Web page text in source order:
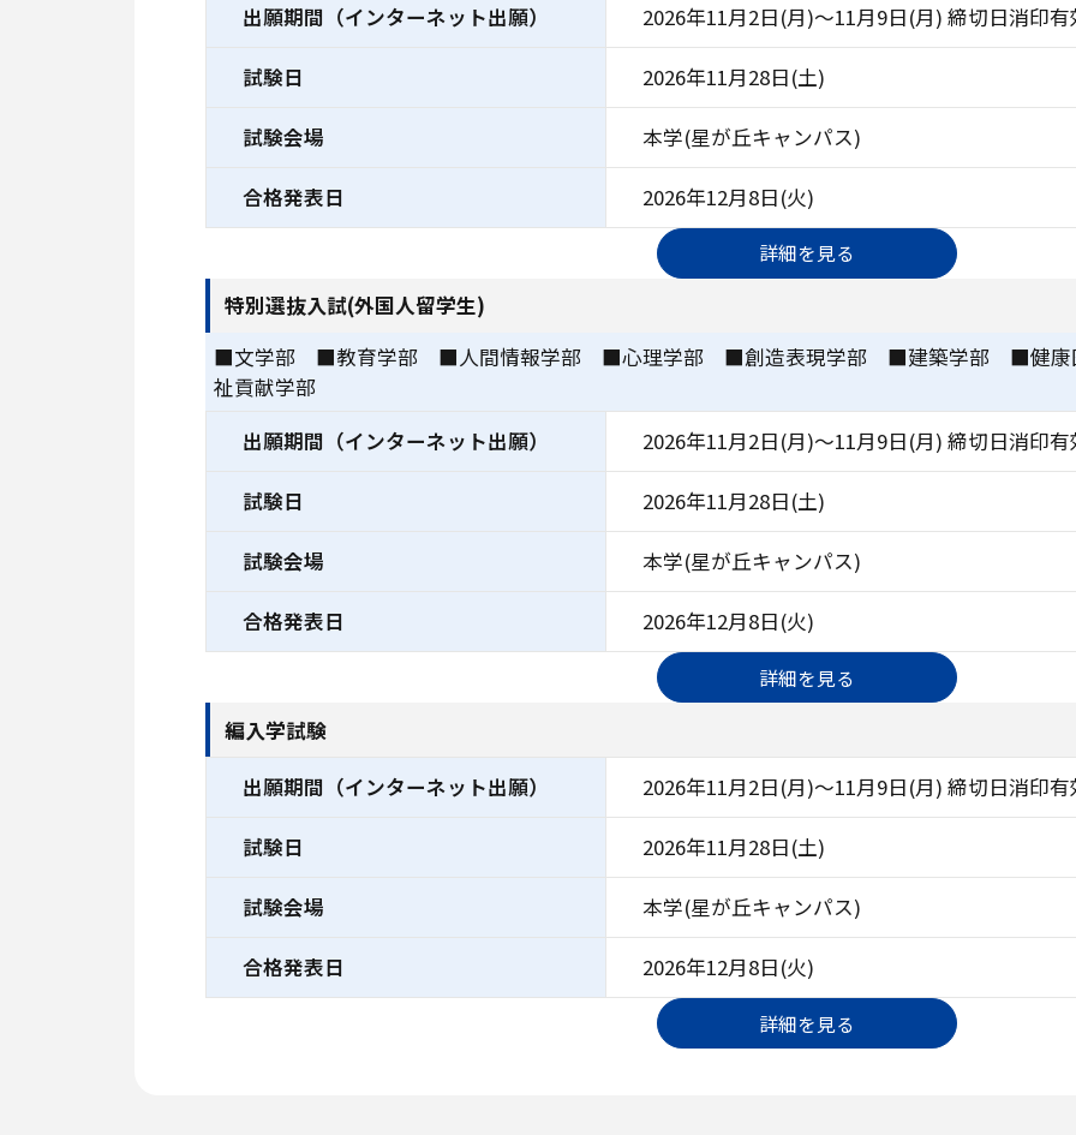
出願期間（インターネット出願）
2026年11月2日(月)～11月9日(月) 締切日消印有
試験日 2026年11月28日(土)
試験会場 本学(星が丘キャンパス)
合格発表日 2026年12月8日(火)
詳細を見る
特別選抜入試(外国人留学生)
■文学部 ■教育学部 ■人間情報学部 ■心理学部 ■創造表現学部 ■建築学部 ■健康
祉貢献学部
出願期間（インターネット出願）
2026年11月2日(月)～11月9日(月) 締切日消印有
試験日 2026年11月28日(土)
試験会場 本学(星が丘キャンパス)
合格発表日 2026年12月8日(火)
詳細を見る
編入学試験
出願期間（インターネット出願）
2026年11月2日(月)～11月9日(月) 締切日消印有
試験日 2026年11月28日(土)
試験会場 本学(星が丘キャンパス)
合格発表日 2026年12月8日(火)
詳細を見る